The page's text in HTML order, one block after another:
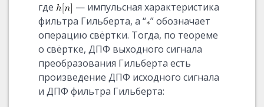
где
— импульсная характеристика
фильтра Гильберта, а “ ” обозначает
операцию свёртки. Тогда, по теореме
о свёртке, ДПФ выходного сигнала
преобразования Гильберта есть
произведение ДПФ исходного сигнала
и ДПФ фильтра Гильберта: